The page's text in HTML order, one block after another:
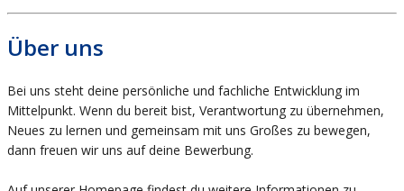
Über uns
Bei uns steht deine persönliche und fachliche Entwicklung im
Mittelpunkt. Wenn du bereit bist, Verantwortung zu übernehmen,
Neues zu lernen und gemeinsam mit uns Großes zu bewegen,
dann freuen wir uns auf deine Bewerbung.